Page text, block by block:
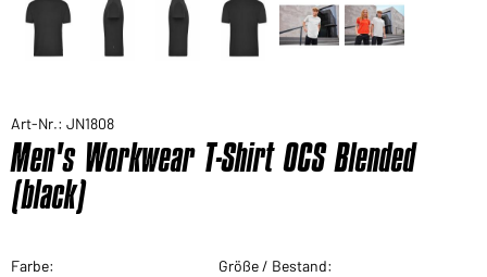
Art-Nr.: JN1808
Men's Workwear T-Shirt OCS Blended
(black)